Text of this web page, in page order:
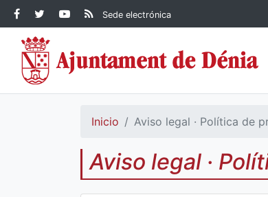
Contenido principal
Facebook Ayuntamiento de
Dénia
Ayuntamiento de Dénia
YouTube
Ayuntamiento de
RSS Actualidad
Ayuntamiento de
Sede electrónica
Inicio Aviso legal · Política de
Aviso legal ·